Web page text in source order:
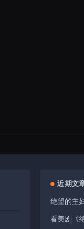
近期文
绝望的主
看美剧《